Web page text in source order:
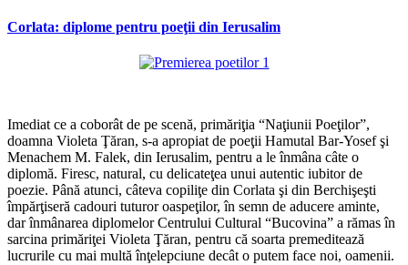
Corlata: diplome pentru poeţii din Ierusalim
Imediat ce a coborât de pe scenă, primăriţia “Naţiunii Poeţilor”,
doamna Violeta Ţăran, s-a apropiat de poeţii Hamutal Bar-Yosef şi
Menachem M. Falek, din Ierusalim, pentru a le înmâna câte o
diplomă. Firesc, natural, cu delicateţea unui autentic iubitor de
poezie. Până atunci, câteva copiliţe din Corlata şi din Berchişeşti
împărţiseră cadouri tuturor oaspeţilor, în semn de aducere aminte,
dar înmânarea diplomelor Centrului Cultural “Bucovina” a rămas în
sarcina primăriţei Violeta Ţăran, pentru că soarta premeditează
lucrurile cu mai multă înţelepciune decât o putem face noi, oamenii.